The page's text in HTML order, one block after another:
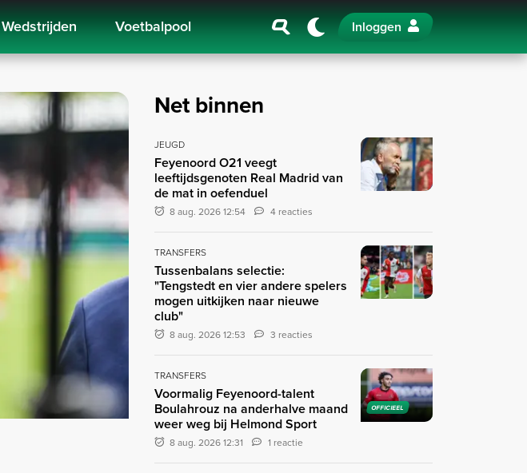
Wedstrijden Voetbalpool Inloggen
Net binnen
JEUGD
Feyenoord O21 veegt
leeftijdsgenoten Real Madrid van
de mat in oefenduel
8 aug. 2026 12:54 4 reacties
TRANSFERS
Tussenbalans selectie:
"Tengstedt en vier andere spelers
mogen uitkijken naar nieuwe
club"
8 aug. 2026 12:53 3 reacties
OFFICIEEL
TRANSFERS
Voormalig Feyenoord-talent
Boulahrouz na anderhalve maand
weer weg bij Helmond Sport
8 aug. 2026 12:31 1 reactie